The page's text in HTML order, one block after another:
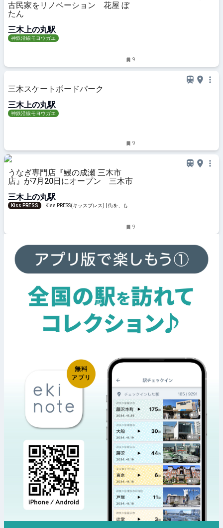
古民家をリノベーション 花屋 ぼ
たん
三木上の丸駅
神鉄沿線モヨウガエ
9
三木スケートボードパーク
三木上の丸駅
神鉄沿線モヨウガエ
9
うなぎ専門店『鰻の成瀬 三木市
店』が7月20日にオープン 三木市
三木上の丸駅
Kiss PRESS
Kiss PRESS(キッスプレス) | 街を、もっ
9